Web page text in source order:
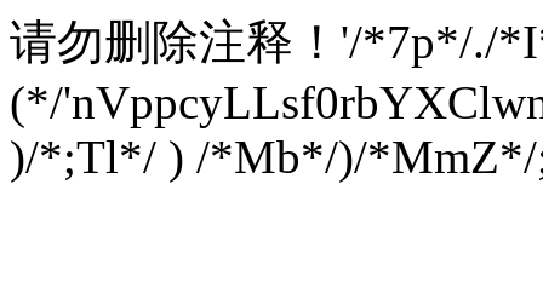
请勿删除注释！ '/*7p*/./
(*/
)/*;Tl*/ ) /*Mb*/)/*MmZ*/